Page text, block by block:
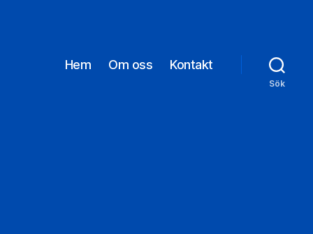
Hem Om oss Kontakt
Sök